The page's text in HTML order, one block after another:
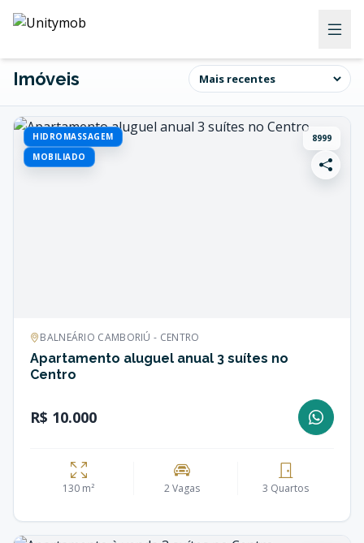
Imóveis
HIDROMASSAGEM
MOBILIADO
8999
BALNEÁRIO CAMBORIÚ - CENTRO
Apartamento aluguel anual 3 suítes no
Centro
R$ 10.000
130 m² 2 Vagas 3 Quartos